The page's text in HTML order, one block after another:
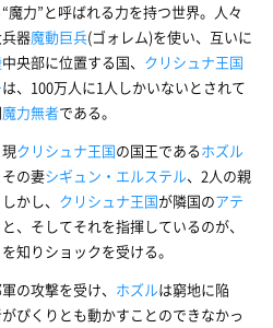
魔力”と呼ばれる力を持つ世界。人々
器魔動巨兵(ゴォレム)を使い、互いに
中央部に位置する国、 クリシュナ王国
は、100万人に1人しかいないとされて
魔力無者である。
クリシュナ王国の国王であるホズル
その妻シギュン・エルステル、2人の親
かし、 クリシュナ王国が隣国のアテ
、そしてそれを指揮しているのが、
知りショックを受ける。
の攻撃を受け、 ホズルは窮地に陥
ぴくりとも動かすことのできなかっ